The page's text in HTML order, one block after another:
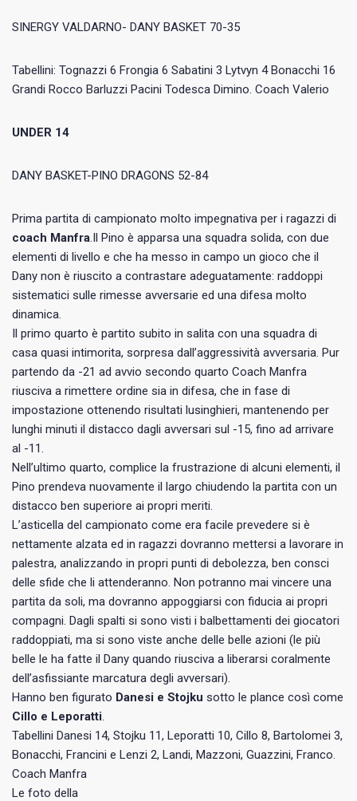
SINERGY VALDARNO- DANY BASKET 70-35
Tabellini: Tognazzi 6 Frongia 6 Sabatini 3 Lytvyn 4 Bonacchi 16
Grandi Rocco Barluzzi Pacini Todesca Dimino. Coach Valerio
UNDER 14
DANY BASKET-PINO DRAGONS 52-84
Prima partita di campionato molto impegnativa per i ragazzi di
coach Manfra.Il Pino è apparsa una squadra solida, con due
elementi di livello e che ha messo in campo un gioco che il
Dany non è riuscito a contrastare adeguatamente: raddoppi
sistematici sulle rimesse avversarie ed una difesa molto
dinamica.
Il primo quarto è partito subito in salita con una squadra di
casa quasi intimorita, sorpresa dall’aggressività avversaria. Pur
partendo da -21 ad avvio secondo quarto Coach Manfra
riusciva a rimettere ordine sia in difesa, che in fase di
impostazione ottenendo risultati lusinghieri, mantenendo per
lunghi minuti il distacco dagli avversari sul -15, fino ad arrivare
al -11.
Nell’ultimo quarto, complice la frustrazione di alcuni elementi, il
Pino prendeva nuovamente il largo chiudendo la partita con un
distacco ben superiore ai propri meriti.
L’asticella del campionato come era facile prevedere si è
nettamente alzata ed in ragazzi dovranno mettersi a lavorare in
palestra, analizzando in propri punti di debolezza, ben consci
delle sfide che li attenderanno. Non potranno mai vincere una
partita da soli, ma dovranno appoggiarsi con fiducia ai propri
compagni. Dagli spalti si sono visti i balbettamenti dei giocatori
raddoppiati, ma si sono viste anche delle belle azioni (le più
belle le ha fatte il Dany quando riusciva a liberarsi coralmente
dell’asfissiante marcatura degli avversari).
Hanno ben figurato Danesi e Stojku sotto le plance così come
Cillo e Leporatti.
Tabellini Danesi 14, Stojku 11, Leporatti 10, Cillo 8, Bartolomei 3,
Bonacchi, Francini e Lenzi 2, Landi, Mazzoni, Guazzini, Franco.
Coach Manfra
Le foto della